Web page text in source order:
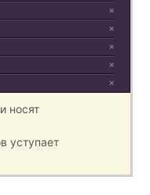
×
×
×
×
×
носят
уступает